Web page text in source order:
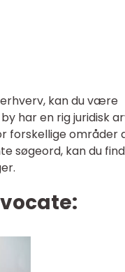
kan du være
har en rig juridisk
forskellige områder
søgeord, kan du